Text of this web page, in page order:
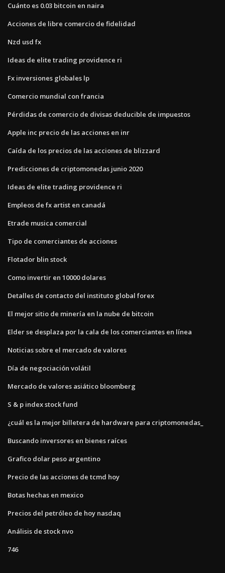
Cuánto es 0.03 bitcoin en naira
Acciones de libre comercio de fidelidad
Nzd usd fx
Ideas de elite trading providence ri
Fx inversiones globales lp
Comercio mundial con francia
Pérdidas de comercio de divisas deducible de impuestos
Apple inc precio de las acciones en inr
Caída de los precios de las acciones de blizzard
Predicciones de criptomonedas junio 2020
Ideas de elite trading providence ri
Empleos de fx artist en canadá
Etrade musica comercial
Tipo de comerciantes de acciones
Flotador blin stock
Como invertir en 10000 dolares
Detalles de contacto del instituto global forex
El mejor sitio de minería en la nube de bitcoin
Elder se desplaza por la cala de los comerciantes en línea
Noticias sobre el mercado de valores
Día de negociación volátil
Mercado de valores asiático bloomberg
S & p index stock fund
¿cuál es la mejor billetera de hardware para criptomonedas_
Buscando inversores en bienes raíces
Grafico dolar peso argentino
Precio de las acciones de tcmd hoy
Botas hechas en mexico
Precios del petróleo de hoy nasdaq
Análisis de stock nvo
746